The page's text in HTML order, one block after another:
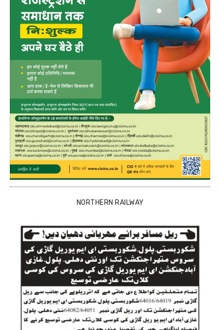
NORTHERN RAILWAY